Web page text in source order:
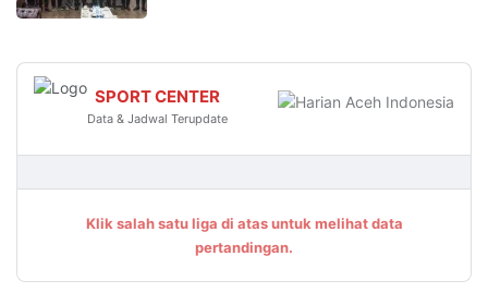
SPORT CENTER
Data & Jadwal Terupdate
Klik salah satu liga di atas untuk melihat data
pertandingan.